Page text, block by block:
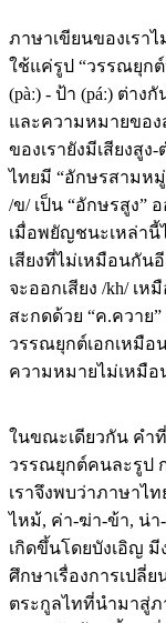
ภาษาเขียนของเรา
ใช้แค่รูป “วรรณยุกต์
(pàː) - ป้า (páː) ต่า
และความหมายขอ
ของเรายังมีเสียงสู
ไทยมี “อักษรสามห
/ข/ เป็น “อักษรสูง”
เมื่อพยัญชนะเหล่า
เสียงที่ไม่เหมือนกัน
จะออกเสียง /kh/ เ
สะกดด้วย “ค.ควาย
วรรณยุกต์เอกเหมือ
ความหมายไม่เหมือ
ในขณะเดียวกัน คำ
วรรณยุกต์คนละรูป
เราจึงพบว่าภาษาไ
ไหม้, ค่า-ฆ่า-ข้า, น่
เกิดขึ้นโดยบังเอิญ
ศึกษาเรื่องการเปลี่
ตระกูลไทที่นำมาสู่ภ